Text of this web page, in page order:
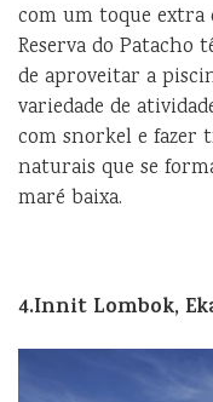
com um toque extra
Reserva do Patacho
de aproveitar a
variedade de
com snorkel e fazer
naturais que se
maré baixa.
4.Innit Lombok,